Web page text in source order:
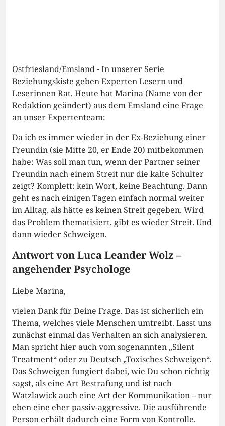
Ostfriesland/Emsland - In unserer Serie
Beziehungskiste geben Experten Lesern und
Leserinnen Rat. Heute hat Marina (Name von der
Redaktion geändert) aus dem Emsland eine Frage
an unser Expertenteam:
Da ich es immer wieder in der Ex-Beziehung einer
Freundin (sie Mitte 20, er Ende 20) mitbekommen
habe: Was soll man tun, wenn der Partner seiner
Freundin nach einem Streit nur die kalte Schulter
zeigt? Komplett: kein Wort, keine Beachtung. Dann
geht es nach einigen Tagen einfach normal weiter
im Alltag, als hätte es keinen Streit gegeben. Wird
das Problem thematisiert, gibt es wieder Streit. Und
dann wieder Schweigen.
Antwort von Luca Leander Wolz –
angehender Psychologe
Liebe Marina,
vielen Dank für Deine Frage. Das ist sicherlich ein
Thema, welches viele Menschen umtreibt. Lasst uns
zunächst einmal das Verhalten an sich analysieren.
Man spricht hier auch vom sogenannten „Silent
Treatment“ oder zu Deutsch „Toxisches Schweigen“.
Das Schweigen fungiert dabei, wie Du schon richtig
sagst, als eine Art Bestrafung und ist nach
Watzlawick auch eine Art der Kommunikation – nur
eben eine eher passiv-aggressive. Die ausführende
Person erhält dadurch eine Form von Kontrolle.